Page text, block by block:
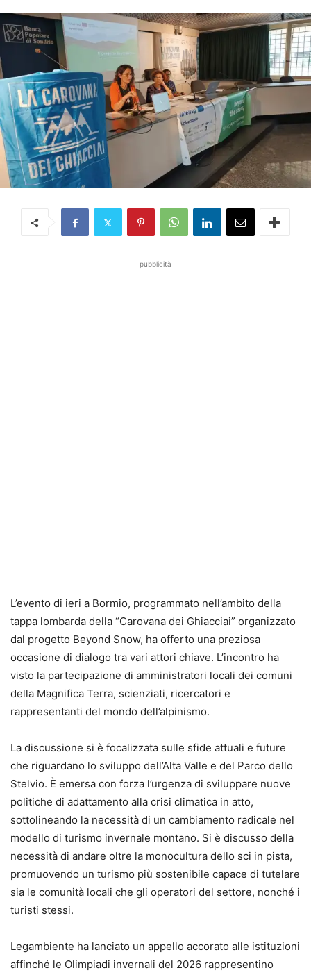
pubblicità
L’evento di ieri a Bormio, programmato nell’ambito della
tappa lombarda della “Carovana dei Ghiacciai” organizzato
dal progetto Beyond Snow, ha offerto una preziosa
occasione di dialogo tra vari attori chiave. L’incontro ha
visto la partecipazione di amministratori locali dei comuni
della Magnifica Terra, scienziati, ricercatori e
rappresentanti del mondo dell’alpinismo.
La discussione si è focalizzata sulle sfide attuali e future
che riguardano lo sviluppo dell’Alta Valle e del Parco dello
Stelvio. È emersa con forza l’urgenza di sviluppare nuove
politiche di adattamento alla crisi climatica in atto,
sottolineando la necessità di un cambiamento radicale nel
modello di turismo invernale montano. Si è discusso della
necessità di andare oltre la monocultura dello sci in pista,
promuovendo un turismo più sostenibile capace di tutelare
sia le comunità locali che gli operatori del settore, nonché i
turisti stessi.
Legambiente ha lanciato un appello accorato alle istituzioni
affinché le Olimpiadi invernali del 2026 rappresentino